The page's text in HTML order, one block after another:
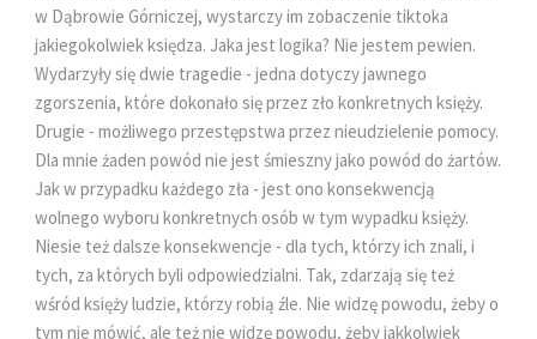
w Dąbrowie Górniczej, wystarczy im zobaczenie tiktoka
jakiegokolwiek księdza. Jaka jest logika? Nie jestem pewien.
Wydarzyły się dwie tragedie - jedna dotyczy jawnego
zgorszenia, które dokonało się przez zło konkretnych księży.
Drugie - możliwego przestępstwa przez nieudzielenie pomocy.
Dla mnie żaden powód nie jest śmieszny jako powód do żartów.
Jak w przypadku każdego zła - jest ono konsekwencją
wolnego wyboru konkretnych osób w tym wypadku księży.
Niesie też dalsze konsekwencje - dla tych, którzy ich znali, i
tych, za których byli odpowiedzialni. Tak, zdarzają się też
wśród księży ludzie, którzy robią źle. Nie widzę powodu, żeby o
tym nie mówić, ale też nie widzę powodu, żeby jakkolwiek